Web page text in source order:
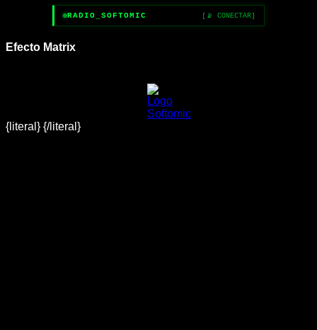
RADIO_SOFTOMIC [📡 CONECTAR]
Efecto Matrix
{literal} {/literal}